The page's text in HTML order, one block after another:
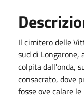
Il cimitero delle
sud di Longarone,
colpita dall'onda,
consacrato, dove
fosse ove calare